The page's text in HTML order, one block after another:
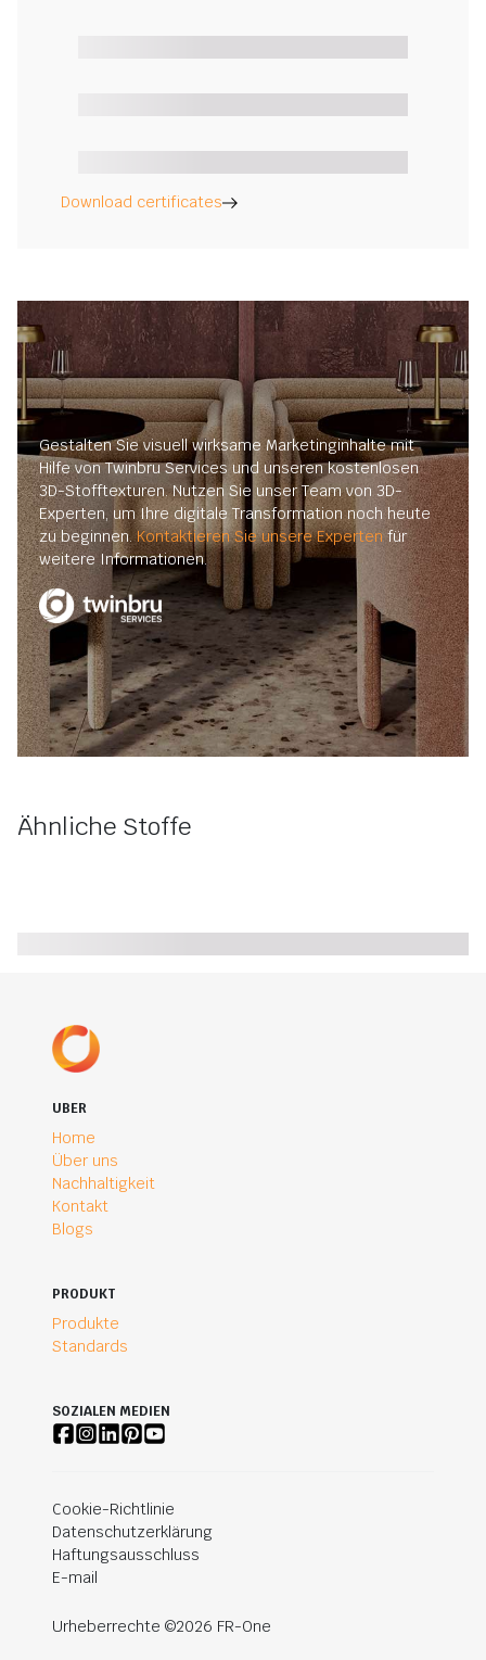
Download certificates
Gestalten Sie visuell wirksame Marketinginhalte mit
Hilfe von Twinbru Services und unseren kostenlosen
3D-Stofftexturen. Nutzen Sie unser Team von 3D-
Experten, um Ihre digitale Transformation noch heute
zu beginnen.Kontaktieren Sie unsere Expertenfür
weitere Informationen.
Ähnliche Stoffe
UBER
Home
Über uns
Nachhaltigkeit
Kontakt
Blogs
PRODUKT
Produkte
Standards
SOZIALEN MEDIEN
Cookie-Richtlinie
Datenschutzerklärung
Haftungsausschluss
E-mail
Urheberrechte ©2026 FR-One